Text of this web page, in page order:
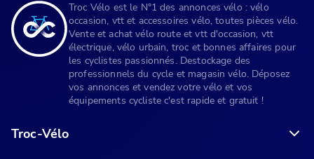
Troc Vélo est le N°1 des annonces vélo : vélo
occasion, vtt et accessoires vélo, toutes pièces vélo.
Vente et achat vélo route et vtt d'occasion, vtt
électrique, vélo urbain, troc et bonnes affaires pour
les cyclistes passionnés. Destockage des
professionnels du cycle et magasin vélo. Déposez
vos annonces et vendez votre vélo et vos
équipements cycliste c'est rapide et gratuit !
Troc-Vélo